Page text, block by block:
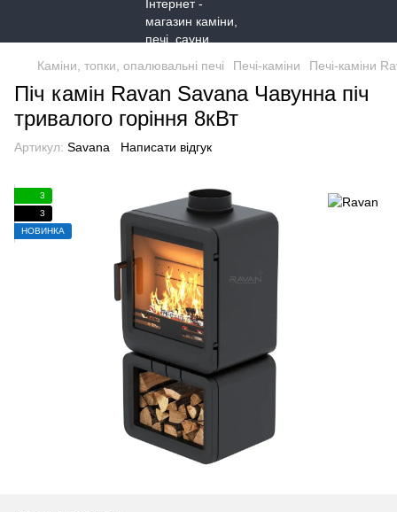
Каміни, топки, опалювальні печі Печі-каміни Печі-каміни
Піч камін Ravan Savana Чавунна піч
тривалого горіння 8кВт
Артикул: Savana Написати відгук
3
3
НОВИНКА